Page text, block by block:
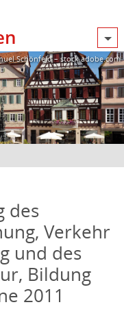
Schönfeld – stock.adobe.com
des
Verkehr
und des
Bildung
2011